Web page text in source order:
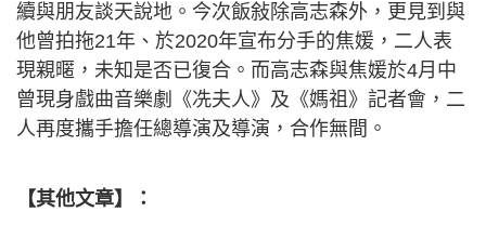
續與朋友談天說地。今次飯敍除高志森外，更見到與
他曾拍拖21年、於2020年宣布分手的焦媛，二人表
現親暱，未知是否已復合。而高志森與焦媛於4月中
曾現身戲曲音樂劇《冼夫人》及《媽祖》記者會，二
人再度攜手擔任總導演及導演，合作無間。
【其他文章】：